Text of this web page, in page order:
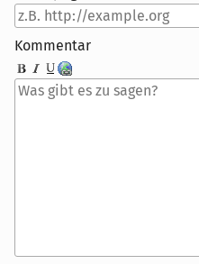
Kommentar